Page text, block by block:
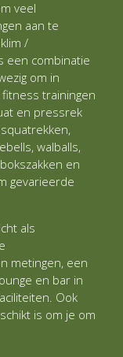
veel
aan te
/
een combinatie
om in
trainingen
en pressrek
walballs,
en
gevarieerde
als
metingen, een
en bar in
Ook
is om je om